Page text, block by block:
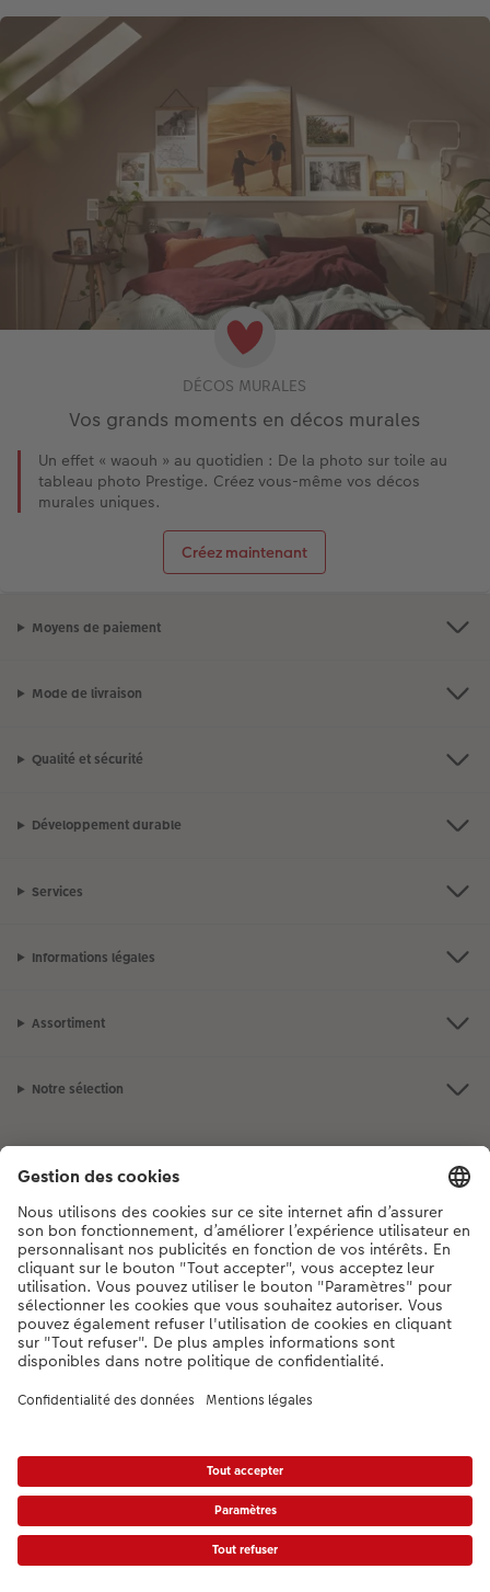
DÉCOS MURALES
Vos grands moments en décos murales
Un effet « waouh » au quotidien : De la photo sur toile au
tableau photo Prestige. Créez vous-même vos décos
murales uniques.
Créez maintenant
Moyens de paiement
Mode de livraison
Qualité et sécurité
Développement durable
Services
Informations légales
Assortiment
Notre sélection
Si vous avez des questions concernant nos produits ou votre commande,
n'hésitez pas à nous contacter du lundi au dimanche, de 9h00 à 20h00
(hors jours fériés), au numéro de téléphone044 499 00 12• 7j/7 • de 9h à
20h
DE
| |
* Les PVC incluant la TVA, frais d’expédition supplémentaires (valable également
pour le retrait en magasin, le cas échéant) conformément aux
présenté a éventuellement un prix plus élevé.
Protection des données